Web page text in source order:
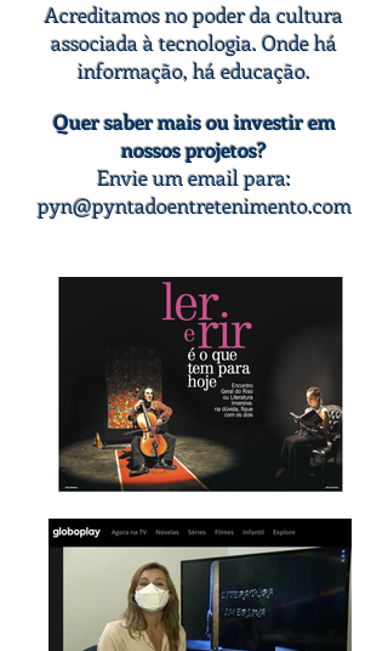
Acreditamos no poder da cultura
associada à tecnologia. Onde há
informação, há educação.
Quer saber mais ou investir em
nossos projetos?
Envie um email para:
pyn@pyntadoentretenimento.com